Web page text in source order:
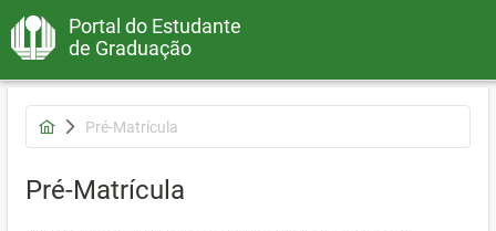
Portal do Estudante
de Graduação
Pré-Matrícula
Pré-Matrícula